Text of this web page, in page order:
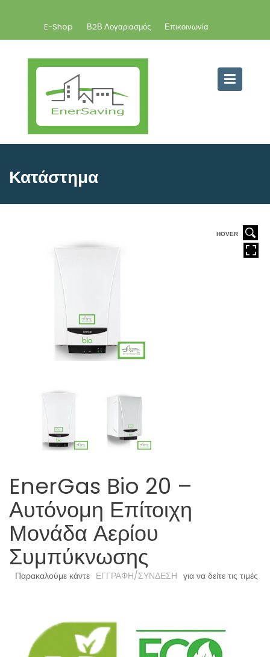
E-Shop Β2Β Λογαριασμός Επικοινωνία
Κατάστημα
HOVER
EnerGas Bio 20 –
Αυτόνομη Επίτοιχη
Μονάδα Αερίου
Συμπύκνωσης
Παρακαλούμε κάντε ΕΓΓΡΑΦΗ/ΣΥΝΔΕΣΗ για να δείτε τις τιμές